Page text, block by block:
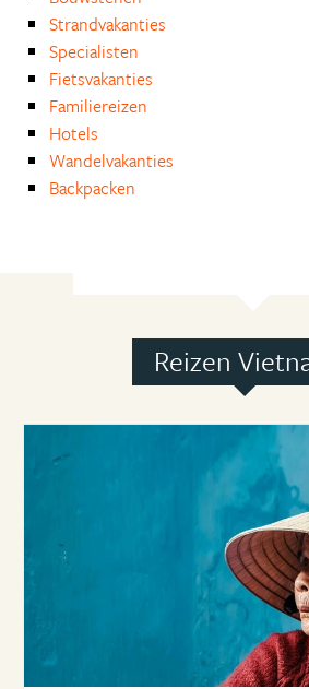
Strandvakanties
Specialisten
Fietsvakanties
Familiereizen
Hotels
Wandelvakanties
Backpacken
Reizen